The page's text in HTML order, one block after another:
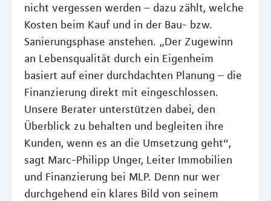
nicht vergessen werden – dazu zählt, welche
Kosten beim Kauf und in der Bau- bzw.
Sanierungsphase anstehen. „Der Zugewinn
an Lebensqualität durch ein Eigenheim
basiert auf einer durchdachten Planung – die
Finanzierung direkt mit eingeschlossen.
Unsere Berater unterstützen dabei, den
Überblick zu behalten und begleiten ihre
Kunden, wenn es an die Umsetzung geht“,
sagt Marc-Philipp Unger, Leiter Immobilien
und Finanzierung bei MLP. Denn nur wer
durchgehend ein klares Bild von seinem